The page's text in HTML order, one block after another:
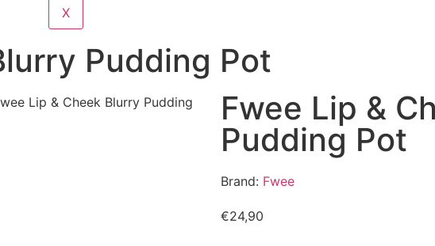
X
Pudding Pot
Lip & Cheek Blurry Pudding
Fwee Lip &
Pudding Pot
Brand: Fwee
€24,90